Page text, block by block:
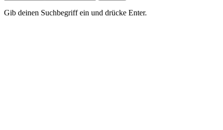
Gib deinen Suchbegriff ein und drücke Enter.